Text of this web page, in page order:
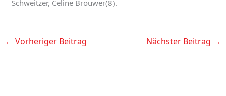
Schweitzer, Celine Brouwer(8).
← Vorheriger Beitrag Nächster Beitrag →